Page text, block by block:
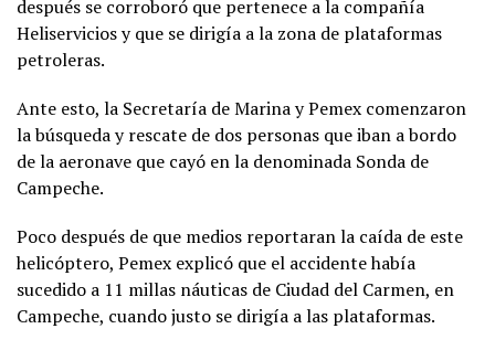
después se corroboró que pertenece a la compañía
Heliservicios y que se dirigía a la zona de plataformas
petroleras.
Ante esto, la Secretaría de Marina y Pemex comenzaron
la búsqueda y rescate de dos personas que iban a bordo
de la aeronave que cayó en la denominada Sonda de
Campeche.
Poco después de que medios reportaran la caída de este
helicóptero, Pemex explicó que el accidente había
sucedido a 11 millas náuticas de Ciudad del Carmen, en
Campeche, cuando justo se dirigía a las plataformas.